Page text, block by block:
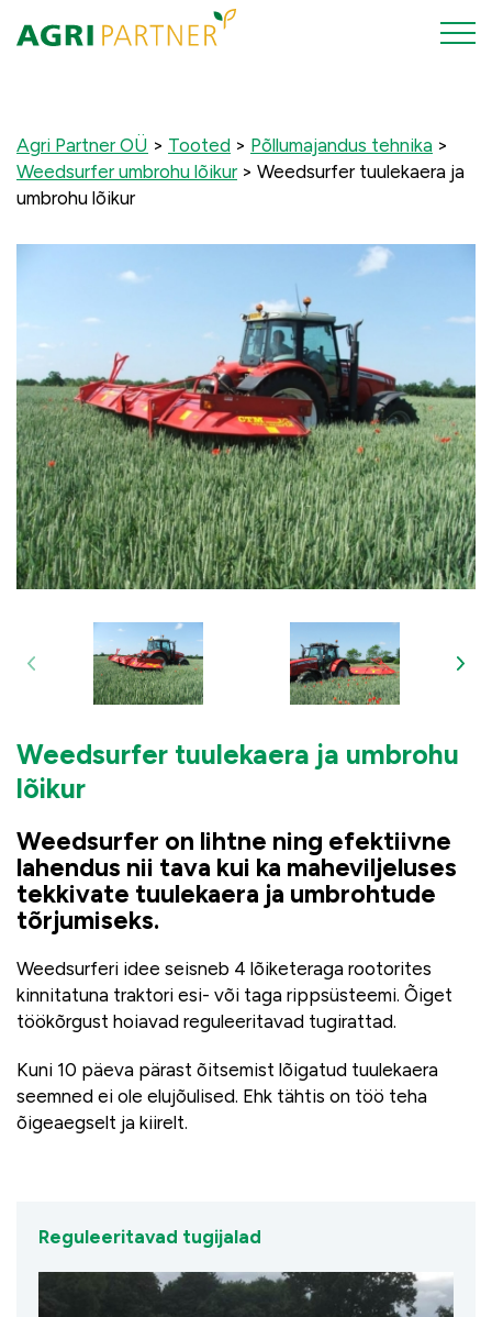
Agri Partner OÜ > Tooted > Põllumajandus tehnika >
Weedsurfer umbrohu lõikur> Weedsurfer tuulekaera ja
umbrohu lõikur
Weedsurfer tuulekaera ja umbrohu
lõikur
Weedsurfer on lihtne ning efektiivne
lahendus nii tava kui ka maheviljeluses
tekkivate tuulekaera ja umbrohtude
tõrjumiseks.
Weedsurferi idee seisneb 4 lõiketeraga rootorites
kinnitatuna traktori esi- või taga rippsüsteemi. Õiget
töökõrgust hoiavad reguleeritavad tugirattad.
Kuni 10 päeva pärast õitsemist lõigatud tuulekaera
seemned ei ole elujõulised. Ehk tähtis on töö teha
õigeaegselt ja kiirelt.
Reguleeritavad tugijalad